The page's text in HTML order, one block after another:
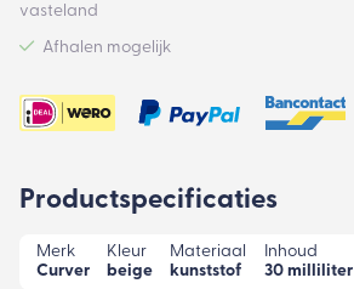
Productspecificaties
Merk
Curver
Kleur
beige
Materiaal
kunststof
Inhoud
30 milliliter
vasteland
Afhalen mogelijk